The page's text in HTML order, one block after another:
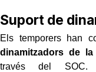
Suport de
Els temporers han
dinamitzadors de la
través del SOC.